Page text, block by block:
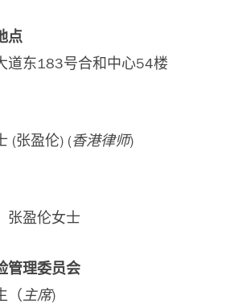
点
道东183号合和中心54楼
(张盈伦) (香港律师)
张盈伦女士
管理委员会
（主席)